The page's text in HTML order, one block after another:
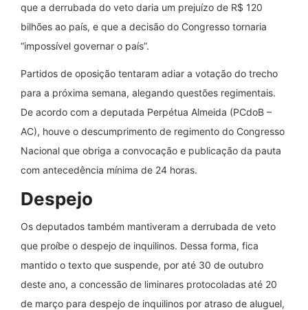
que a derrubada do veto daria um prejuízo de R$ 120
bilhões ao país, e que a decisão do Congresso tornaria
“impossível governar o país”.
Partidos de oposição tentaram adiar a votação do trecho
para a próxima semana, alegando questões regimentais.
De acordo com a deputada Perpétua Almeida (PCdoB –
AC), houve o descumprimento de regimento do Congresso
Nacional que obriga a convocação e publicação da pauta
com antecedência mínima de 24 horas.
Despejo
Os deputados também mantiveram a derrubada de veto
que proíbe o despejo de inquilinos. Dessa forma, fica
mantido o texto que suspende, por até 30 de outubro
deste ano, a concessão de liminares protocoladas até 20
de março para despejo de inquilinos por atraso de aluguel,